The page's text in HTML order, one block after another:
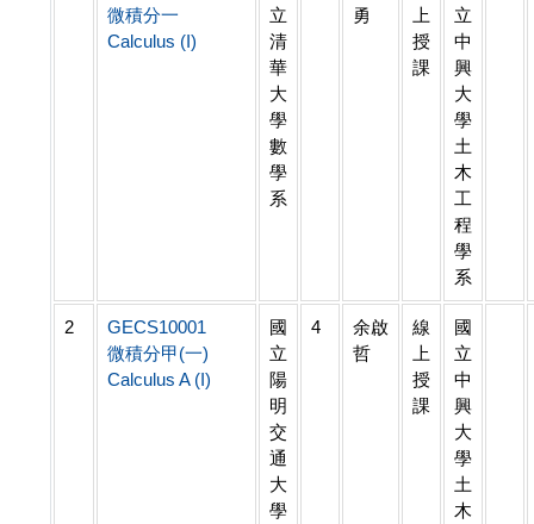
微積分一
Calculus (I)
立
清
華
大
學
數
學
系
勇
上
授
課
立
中
興
大
學
土
木
工
程
學
系
2
GECS10001
微積分甲(一)
Calculus A (I)
國
立
陽
明
交
通
大
學
4
余啟
哲
線
上
授
課
國
立
中
興
大
學
土
木